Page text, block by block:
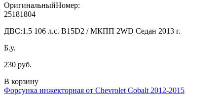
ОригинальныйНомер:
25181804
ДВС:1.5 106 л.с. B15D2 / МКПП 2WD Седан 2013 г.
Б.у.
230 руб.
В корзину
Форсунка инжекторная от Chevrolet Cobalt 2012-2015